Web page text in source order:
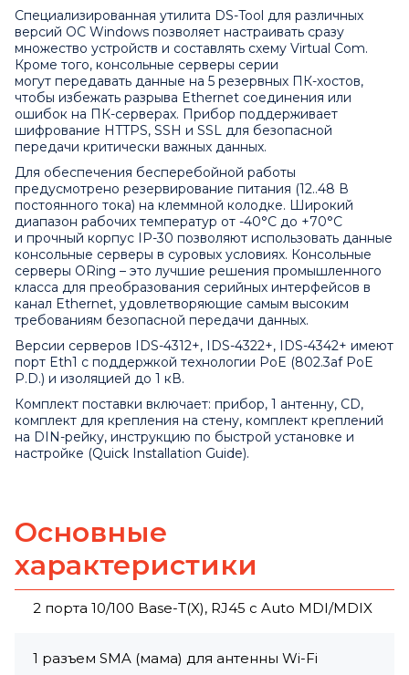
Специализированная утилита DS-Tool для различных
версий ОС Windows позволяет настраивать сразу
множество устройств и составлять схему Virtual Com.
Кроме того, консольные серверы серии
могут передавать данные на 5 резервных ПК-хостов,
чтобы избежать разрыва Ethernet соединения или
ошибок на ПК-серверах. Прибор поддерживает
шифрование HTTPS, SSH и SSL для безопасной
передачи критически важных данных.
Для обеспечения бесперебойной работы
предусмотрено резервирование питания (12..48 В
постоянного тока) на клеммной колодке. Широкий
диапазон рабочих температур от -40°С до +70°С
и прочный корпус IP-30 позволяют использовать данные
консольные серверы в суровых условиях. Консольные
серверы ORing – это лучшие решения промышленного
класса для преобразования серийных интерфейсов в
канал Ethernet, удовлетворяющие самым высоким
требованиям безопасной передачи данных.
Версии серверов IDS-4312+, IDS-4322+, IDS-4342+ имеют
порт Eth1 с поддержкой технологии PoE (802.3af PoE
P.D.) и изоляцией до 1 кВ.
Комплект поставки включает: прибор, 1 антенну, CD,
комплект для крепления на стену, комплект креплений
на DIN-рейку, инструкцию по быстрой установке и
настройке (Quick Installation Guide).
Основные
характеристики
2 порта 10/100 Base-T(X), RJ45 с Auto MDI/MDIX
1 разъем SMA (мама) для антенны Wi-Fi